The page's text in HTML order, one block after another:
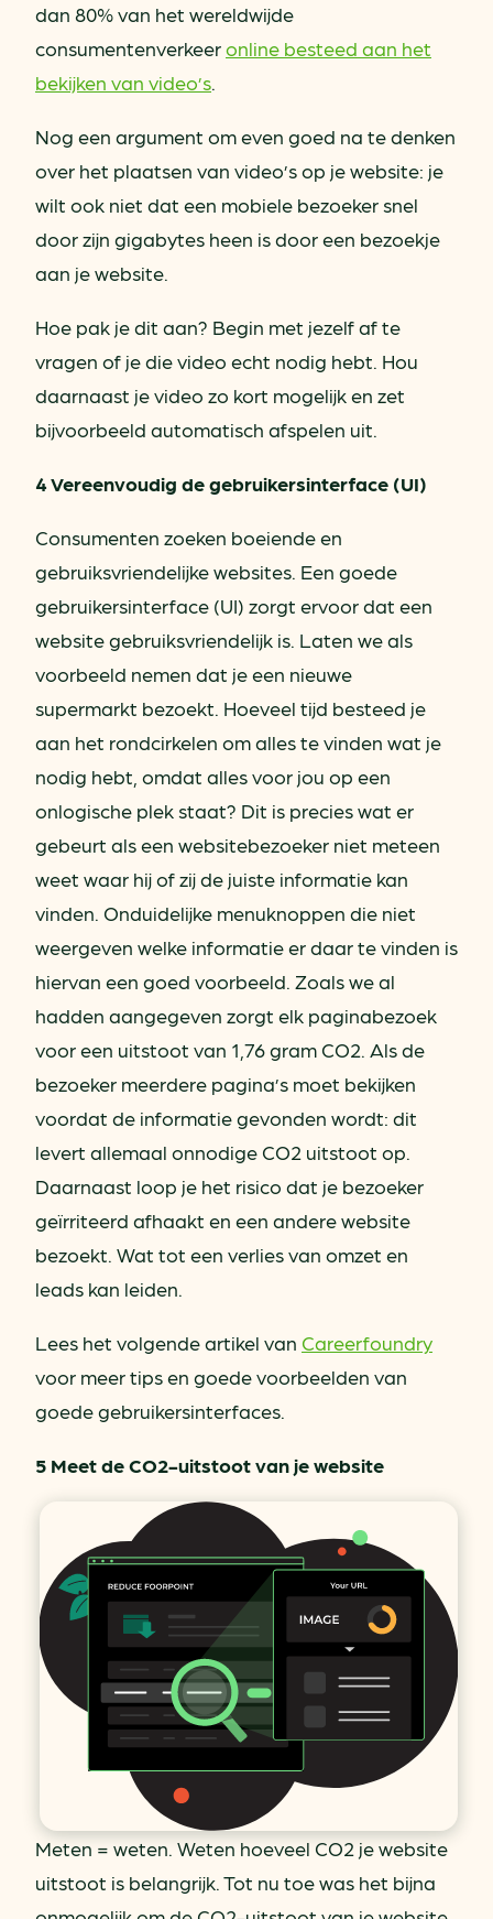
dan 80% van het wereldwijde
consumentenverkeeronline besteed aan het
bekijken van video’s
Nog een argument om even goed na te denken
over het plaatsen van video’s op je website: je
wilt ook niet dat een mobiele bezoeker snel
door zijn gigabytes heen is door een bezoekje
aan je website.
Hoe pak je dit aan? Begin met jezelf af te
vragen of je die video echt nodig hebt. Hou
daarnaast je video zo kort mogelijk en zet
bijvoorbeeld automatisch afspelen uit.
4 Vereenvoudig de gebruikersinterface (UI)
Consumenten zoeken boeiende en
gebruiksvriendelijke websites. Een goede
gebruikersinterface (UI) zorgt ervoor dat een
website gebruiksvriendelijk is. Laten we als
voorbeeld nemen dat je een nieuwe
supermarkt bezoekt. Hoeveel tijd besteed je
aan het rondcirkelen om alles te vinden wat je
nodig hebt, omdat alles voor jou op een
onlogische plek staat? Dit is precies wat er
gebeurt als een websitebezoeker niet meteen
weet waar hij of zij de juiste informatie kan
vinden. Onduidelijke menuknoppen die niet
weergeven welke informatie er daar te vinden is
hiervan een goed voorbeeld. Zoals we al
hadden aangegeven zorgt elk paginabezoek
voor een uitstoot van 1,76 gram CO2. Als de
bezoeker meerdere pagina’s moet bekijken
voordat de informatie gevonden wordt: dit
levert allemaal onnodige CO2 uitstoot op.
Daarnaast loop je het risico dat je bezoeker
geïrriteerd afhaakt en een andere website
bezoekt. Wat tot een verlies van omzet en
leads kan leiden.
Lees het volgende artikel van Careerfoundry
voor meer tips en goede voorbeelden van
goede gebruikersinterfaces.
5 Meet de CO2-uitstoot van je website
Meten = weten. Weten hoeveel CO2 je website
uitstoot is belangrijk. Tot nu toe was het bijna